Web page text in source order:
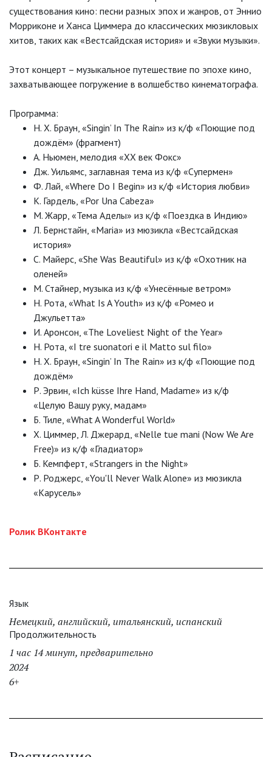
существования кино: песни разных эпох и жанров, от Эннио
Морриконе и Ханса Циммера до классических мюзикловых
хитов, таких как «Вестсайдская история» и «Звуки музыки».
Этот концерт – музыкальное путешествие по эпохе кино,
захватывающее погружение в волшебство кинематографа.
Программа:
Н. Х. Браун, «Singin’ In The Rain» из к/ф «Поющие под
дождём» (фрагмент)
А. Ньюмен, мелодия «XX век Фокс»
Дж. Уильямс, заглавная тема из к/ф «Супермен»
Ф. Лай, «Where Do I Begin» из к/ф «История любви»
К. Гардель, «Por Una Cabeza»
М. Жарр, «Тема Аделы» из к/ф «Поездка в Индию»
Л. Бернстайн, «Maria» из мюзикла «Вестсайдская
история»
С. Майерс, «She Was Beautiful» из к/ф «Охотник на
оленей»
М. Стайнер, музыка из к/ф «Унесённые ветром»
Н. Рота, «What Is A Youth» из к/ф «Ромео и
Джульетта»
И. Аронсон, «The Loveliest Night of the Year»
Н. Рота, «I tre suonatori e il Matto sul filo»
Н. Х. Браун, «Singin’ In The Rain» из к/ф «Поющие под
дождём»
Р. Эрвин, «Ich küsse Ihre Hand, Madame» из к/ф
«Целую Вашу руку, мадам»
Б. Тиле, «What A Wonderful World»
Х. Циммер, Л. Джерард, «Nelle tue mani (Now We Are
Free)» из к/ф «Гладиатор»
Б. Кемпферт, «Strangers in the Night»
Р. Роджерс, «You'll Never Walk Alone» из мюзикла
«Карусель»
Ролик ВКонтакте
Язык
Немецкий, английский, итальянский, испанский
Продолжительность
1 час 14 минут, предварительно
2024
6+